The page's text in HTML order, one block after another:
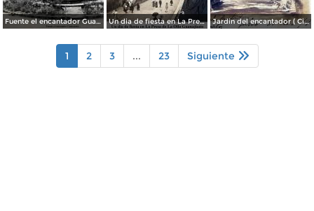
Fuente el encantador Guanajuato. Un dia de fiesta en La Presa de La Olla Guanajuato ( Circulada el 9 de Agosto de 1905 ). Jardin del encantador ( Circulada el 30 de Julio de 1905 ).
1 2 3 ... 23 Siguiente